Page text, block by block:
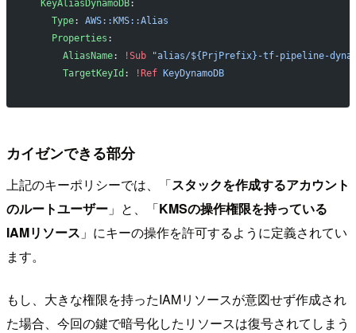
  KeyAliasDynamoDB
:
    Type
: AWS::KMS::Alias
    Properties
:
      AliasName
: !Sub "alias/${PrjPrefix}-tf-pipeline-
      TargetKeyId
: !Ref KeyDynamoDB
カイゼンできる部分
上記のキーポリシーでは、「スタックを作成するアカウント
のルートユーザー 」と、「KMSの操作権限を持っている
IAMリソース 」にキーの操作を許可するように定義されてい
ます。
もし、大きな権限を持ったIAMリソースが意図せず作成され
た場合、今回の鍵で暗号化したリソースは復号されてしまう